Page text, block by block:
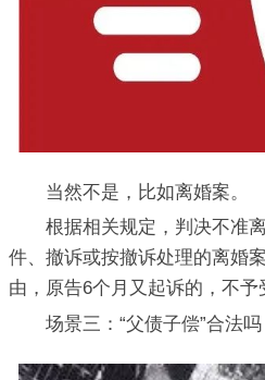
当然不是，比如离婚案。
根据相关规定，判决不准
件、撤诉或按撤诉处理的离婚
由，原告6个月又起诉的，不予
场景三：“父债子偿”合法吗